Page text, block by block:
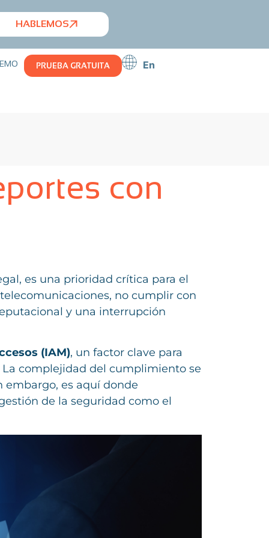
HABLEMOS
PRUEBA GRATUITA En
con
es una prioridad crítica para el
no cumplir con
y una interrupción
(IAM), un factor clave para
La complejidad del cumplimiento se
embargo, es aquí donde
de la seguridad como el